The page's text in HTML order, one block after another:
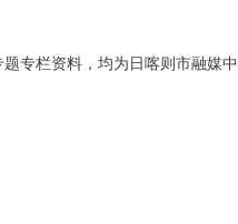
专栏资料，均为日喀则市融媒